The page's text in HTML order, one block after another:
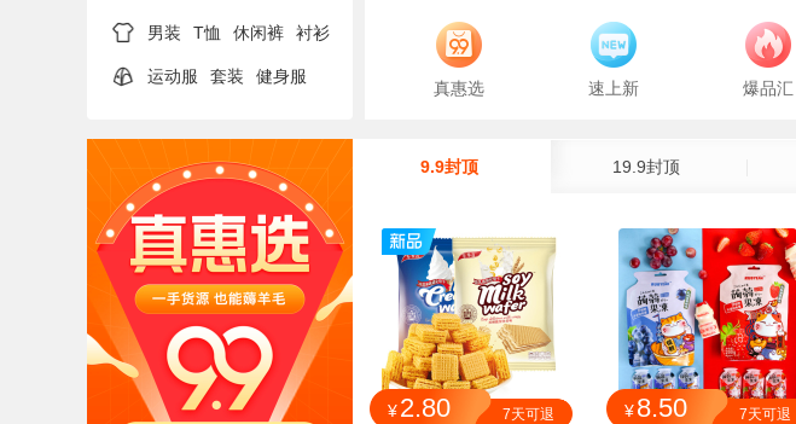
男装 T恤 休闲裤 衬衫
运动服 套装 健身服
真惠选 速上新 爆品汇
9.9封顶 19.9封顶
¥2.80 7天可退 ¥8.50 7天可退